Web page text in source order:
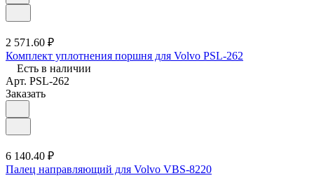
2 571.60 ₽
Комплект уплотнения поршня для Volvo PSL-262
Есть в наличии
Арт. PSL-262
Заказать
6 140.40 ₽
Палец направляющий для Volvo VBS-8220